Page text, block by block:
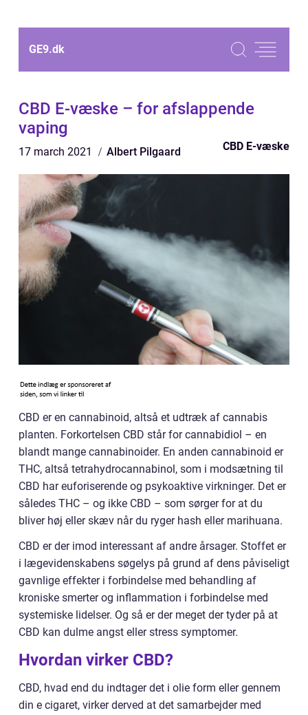
GE9.dk
CBD E-væske – for afslappende
vaping
17 march 2021 Albert Pilgaard CBD E-væske
CBD er en cannabinoid, altså et udtræk af cannabis
planten. Forkortelsen CBD står for cannabidiol – en
blandt mange cannabinoider. En anden cannabinoid er
THC, altså tetrahydrocannabinol, som i modsætning til
CBD har euforiserende og psykoaktive virkninger. Det er
således THC – og ikke CBD – som sørger for at du
bliver høj eller skæv når du ryger hash eller marihuana.
CBD er der imod interessant af andre årsager. Stoffet er
i lægevidenskabens søgelys på grund af dens påviseligt
gavnlige effekter i forbindelse med behandling af
kroniske smerter og inflammation i forbindelse med
systemiske lidelser. Og så er der meget der tyder på at
CBD kan dulme angst eller stress symptomer.
Hvordan virker CBD?
CBD, hvad end du indtager det i olie form eller gennem
din e cigaret, virker derved at det samarbejder med